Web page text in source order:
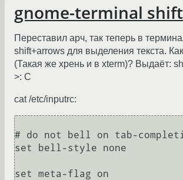
gnome-terminal
Переставил арч, так теперь в
shift+arrows для выделения текста.
(Такая же хрень и в xterm)? Выдаёт:
>: C
cat /etc/inputrc:
# do not bell on tab-
set bell-style none
set meta-flag on